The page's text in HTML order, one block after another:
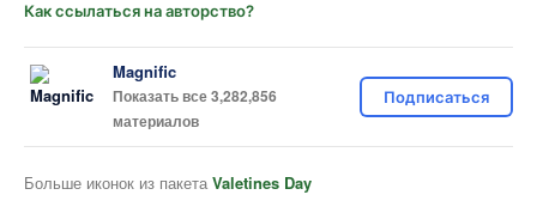
Как ссылаться на авторство?
Magnific
Показать все 3,282,856
материалов
Подписаться
Больше иконок из пакета Valetines Day